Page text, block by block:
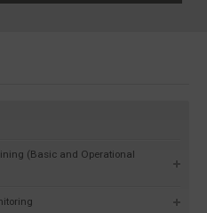
(Basic and Operational